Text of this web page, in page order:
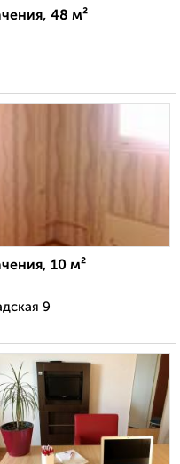
48 м²
10 м²
9